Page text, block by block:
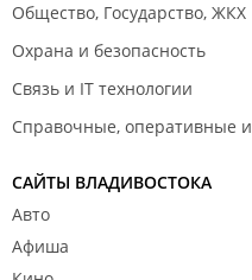
Общество, Государство, ЖКХ
Охрана и безопасность
Связь и IT технологии
Справочные, оперативные
САЙТЫ ВЛАДИВОСТОКА
Авто
Афиша